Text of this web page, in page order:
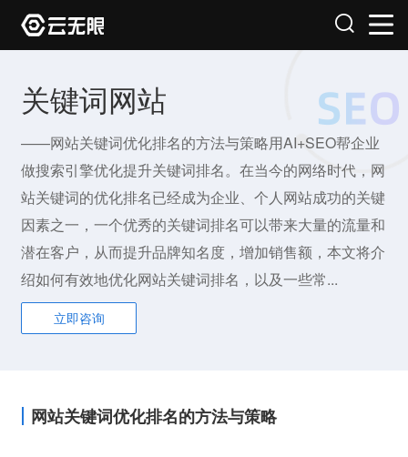
关键词网站
——网站关键词优化排名的方法与策略用AI+SEO帮企业
做搜索引擎优化提升关键词排名。在当今的网络时代，网
站关键词的优化排名已经成为企业、个人网站成功的关键
因素之一，一个优秀的关键词排名可以带来大量的流量和
潜在客户，从而提升品牌知名度，增加销售额，本文将介
绍如何有效地优化网站关键词排名，以及一些常...
立即咨询
网站关键词优化排名的方法与策略